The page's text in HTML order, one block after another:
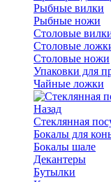
Рыбные вилки
Рыбные ножи
Столовые
Столовые
Столовые ножи
Упаковки для
Чайные ложки
Назад
Стеклянная
Бокалы для
Бокалы шале
Декантеры
Бутылки